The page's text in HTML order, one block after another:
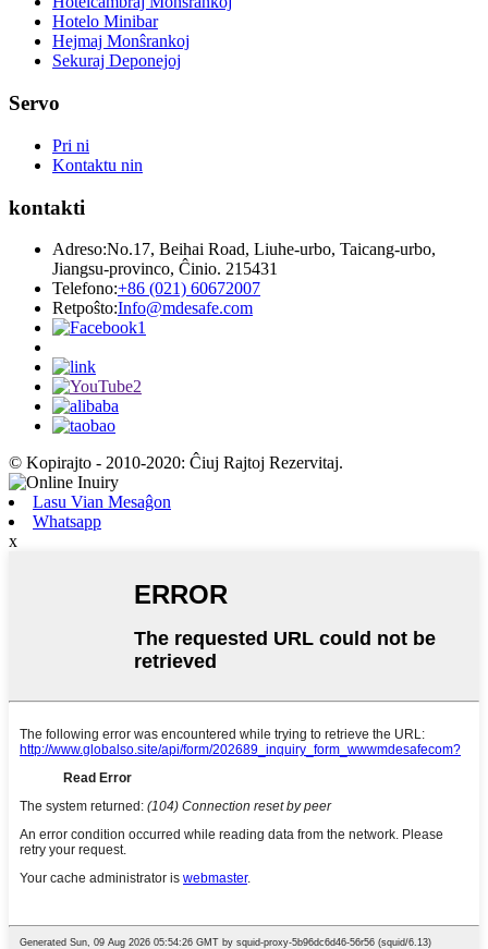
Hotelo Minibar
Hejmaj Monŝrankoj
Sekuraj Deponejoj
Servo
Pri ni
Kontaktu nin
kontakti
Adreso:No.17, Beihai Road, Liuhe-urbo, Taicang-urbo,
Jiangsu-provinco, Ĉinio. 215431
Telefono:+86 (021) 60672007
Retpoŝto:Info@mdesafe.com
© Kopirajto - 2010-2020: Ĉiuj Rajtoj Rezervitaj.
Lasu Vian Mesaĝon
Whatsapp
x